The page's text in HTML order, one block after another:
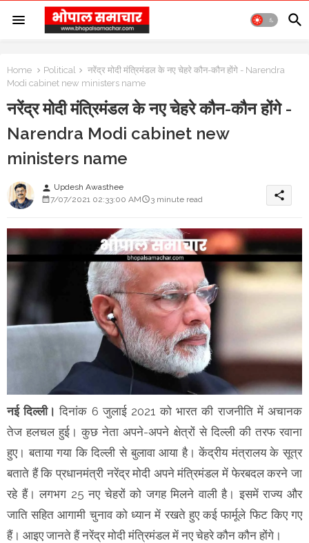
Home Political
नरेंद्र मोदी मंत्रिमंडल के नए चेहरे कौन-कौन होंगे - Narendra
Modi cabinet new ministers name
नरेंद्र मोदी मंत्रिमंडल के नए चेहरे कौन-कौन होंगे -
Narendra Modi cabinet new
ministers name
person Updesh Awasthee
7/07/2021 02:33:00 AM
3 minute read share
नई दिल्ली।दिनांक 6 जुलाई 2021 को भारत की राजनीति में अचानक
तेज हलचल हुई। कुछ नेता अपने-अपने क्षेत्रों से दिल्ली की तरफ रवाना
हुए। बताया गया कि दिल्ली से बुलावा आया है। केंद्रीय मंत्रालय के सूत्र
बताते हैं कि प्रधानमंत्री नरेंद्र मोदी अपने मंत्रिमंडल में फेरबदल करने जा
रहे हैं। लगभग 25 नए चेहरों को जगह मिलने वाली है। इसमें राज्य और
जाति सहित आगामी चुनाव को ध्यान में रखते हुए कई फार्मूले फिट किए गए
हैं। आइए जानते हैं नरेंद्र मोदी मंत्रिमंडल में नए चेहरे कौन कौन होंगे।